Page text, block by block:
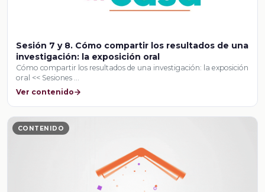
Sesión 7 y 8. Cómo compartir los resultados de una
investigación: la exposición oral
Cómo compartir los resultados de una investigación: la exposición
oral << Sesiones …
Ver contenido
CONTENIDO